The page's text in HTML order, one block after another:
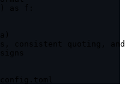
consistent quoting, and